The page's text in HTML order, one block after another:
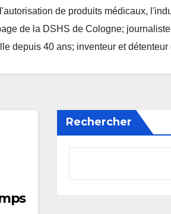
de produits médicaux,
de la DSHS de Cologne;
depuis 40 ans; inventeur et détenteur
Rechercher